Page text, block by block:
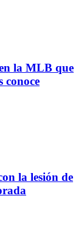
la MLB que
conoce
la lesión de